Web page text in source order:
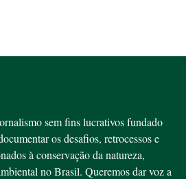
sem fins lucrativos fundado
os desafios, retrocessos e
à conservação da natureza,
no Brasil. Queremos dar voz a